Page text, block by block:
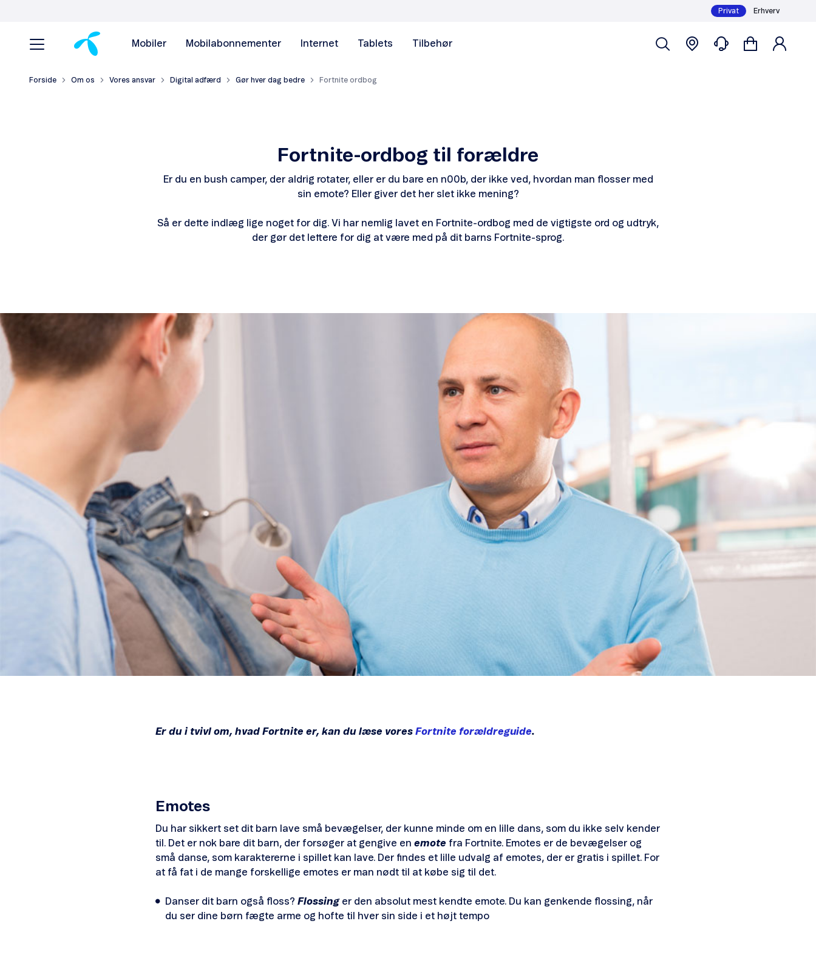
Privat Erhverv
Mobiler Mobilabonnementer Internet Tablets Tilbehør
Forside Om os Vores ansvar Digital adfærd Gør hver dag bedre Fortnite ordbog
Fortnite-ordbog til forældre
Er du en bush camper, der aldrig rotater, eller er du bare en n00b, der ikke ved, hvordan man flosser med
sin emote? Eller giver det her slet ikke mening?
Så er dette indlæg lige noget for dig. Vi har nemlig lavet en Fortnite-ordbog med de vigtigste ord og udtryk,
der gør det lettere for dig at være med på dit barns Fortnite-sprog.
Er du i tvivl om, hvad Fortnite er, kan du læse vores Fortnite forældreguide.
Emotes
Du har sikkert set dit barn lave små bevægelser, der kunne minde om en lille dans, som du ikke selv kender
til. Det er nok bare dit barn, der forsøger at gengive en emote fra Fortnite. Emotes er de bevægelser og
små danse, som karaktererne i spillet kan lave. Der findes et lille udvalg af emotes, der er gratis i spillet. For
at få fat i de mange forskellige emotes er man nødt til at købe sig til det.
Danser dit barn også floss? Flossinger den absolut mest kendte emote. Du kan genkende flossing, når
du ser dine børn fægte arme og hofte til hver sin side i et højt tempo